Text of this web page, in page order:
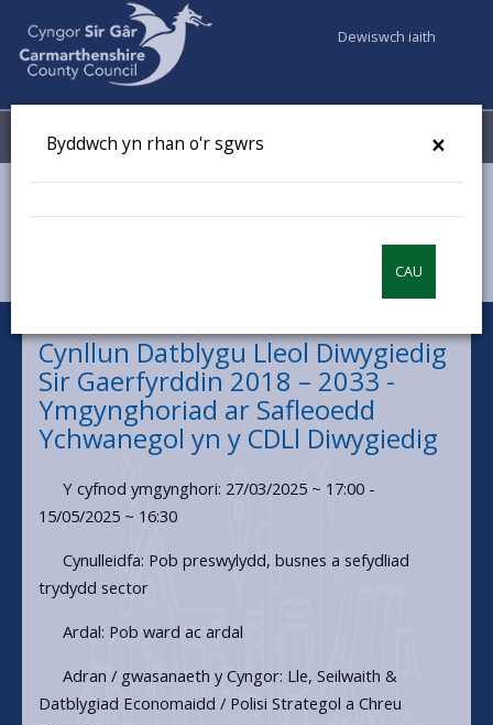
×
Byddwch yn rhan o'r sgwrs
CAU
Dewiswch iaith
Dewislen Fy Nghyfrifon
Cynllun Datblygu Lleol Diwygiedig
Sir Gaerfyrddin 2018 – 2033 -
Ymgynghoriad ar Safleoedd
Ychwanegol yn y CDLl Diwygiedig
Y cyfnod ymgynghori: 27/03/2025 ~ 17:00 -
15/05/2025 ~ 16:30
Cynulleidfa: Pob preswylydd, busnes a sefydliad
trydydd sector
Ardal: Pob ward ac ardal
Adran / gwasanaeth y Cyngor: Lle, Seilwaith &
Datblygiad Economaidd / Polisi Strategol a Chreu